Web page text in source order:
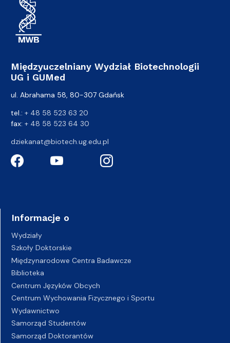
Międzyuczelniany Wydział Biotechnologii
UG i GUMed
ul. Abrahama 58, 80-307 Gdańsk
tel.: + 48 58 523 63 20
fax: + 48 58 523 64 30
dziekanat@biotech.ug.edu.pl
Informacje o
Wydziały
Szkoły Doktorskie
Międzynarodowe Centra Badawcze
Biblioteka
Centrum Języków Obcych
Centrum Wychowania Fizycznego i Sportu
Wydawnictwo
Samorząd Studentów
Samorząd Doktorantów